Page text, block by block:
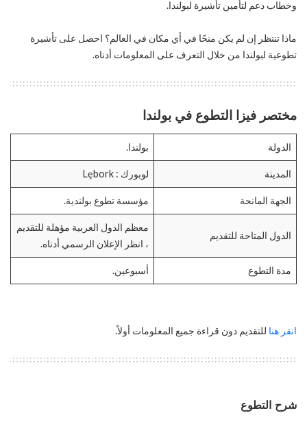
وخطاب دعم لتأمين تأشيرة لبولندا.
ماذا تنتظر إن لم يكن منحًا في أي مكان في العالم؟ احصل على تأشيرة
تطوعية لبولندا من خلال التعرف على المعلومات أدناه.
مختصر فيزا التطوع في بولندا
الدولة بولندا.
المدينة لوبورك : Lębork
الجهة المانحة مؤسسة تطوع بولندية.
الدول المتاحة للتقديم
معظم الدول العربية مؤهلة للتقديم
، انظر الإعلان الرسمي أدناه.
مدة التطوع أسبوعين.
انقر هنا للتقديم دون قراءة جميع المعلومات أولاً.
شرح التطوع